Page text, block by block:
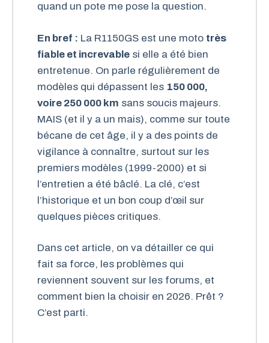
quand un pote me pose la question.
En bref : La R1150GS est une moto très
fiable et increvable si elle a été bien
entretenue. On parle régulièrement de
modèles qui dépassent les 150 000,
voire 250 000 km sans soucis majeurs.
MAIS (et il y a un mais), comme sur toute
bécane de cet âge, il y a des points de
vigilance à connaître, surtout sur les
premiers modèles (1999-2000) et si
l’entretien a été bâclé. La clé, c’est
l’historique et un bon coup d’œil sur
quelques pièces critiques.
Dans cet article, on va détailler ce qui
fait sa force, les problèmes qui
reviennent souvent sur les forums, et
comment bien la choisir en 2026. Prêt ?
C’est parti.